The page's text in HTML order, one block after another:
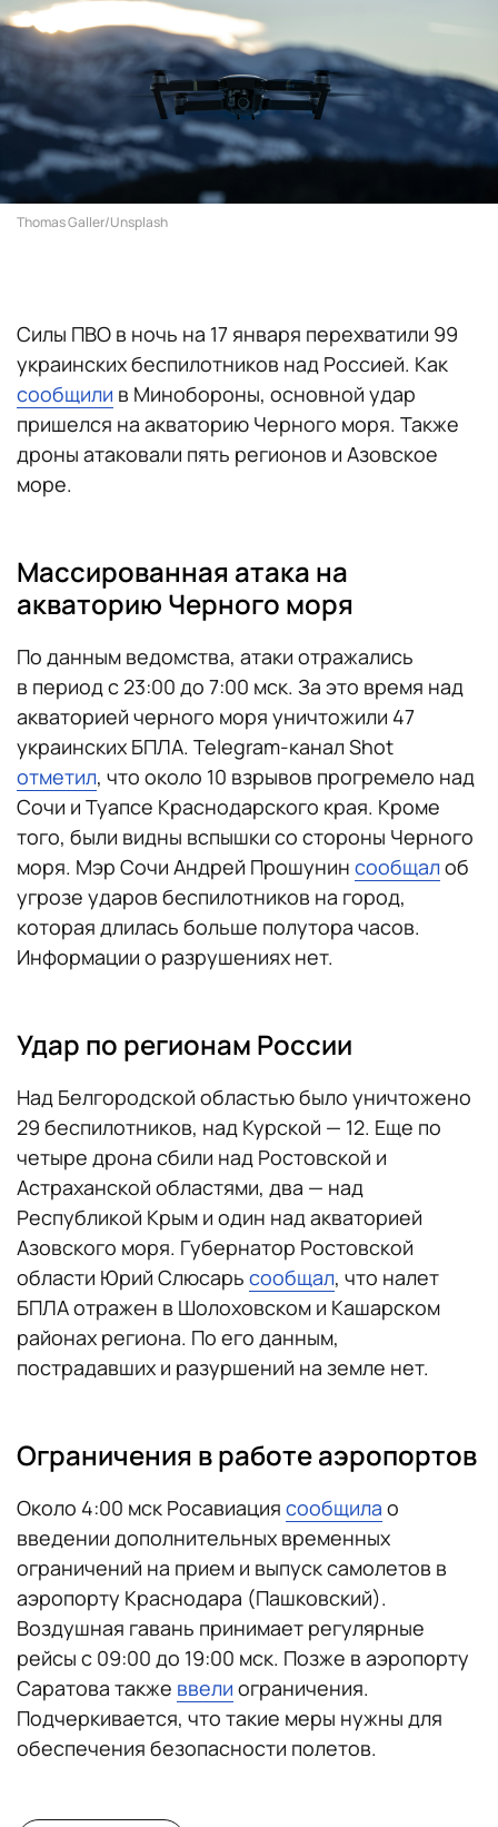
Thomas Galler/Unsplash
Силы ПВО в ночь на 17 января перехватили 99
украинских беспилотников над Россией. Как
сообщили в Минобороны, основной удар
пришелся на акваторию Черного моря. Также
дроны атаковали пять регионов и Азовское
море.
Массированная атака на
акваторию Черного моря
По данным ведомства, атаки отражались
в период с 23:00 до 7:00 мск. За это время над
акваторией черного моря уничтожили 47
украинских БПЛА. Telegram-канал Shot
отметил, что около 10 взрывов прогремело над
Сочи и Туапсе Краснодарского края. Кроме
того, были видны вспышки со стороны Черного
моря. Мэр Сочи Андрей Прошунин сообщалоб
угрозе ударов беспилотников на город,
которая длилась больше полутора часов.
Информации о разрушениях нет.
Удар по регионам России
Над Белгородской областью было уничтожено
29 беспилотников, над Курской — 12. Еще по
четыре дрона сбили над Ростовской и
Астраханской областями, два — над
Республикой Крым и один над акваторией
Азовского моря. Губернатор Ростовской
области Юрий Слюсарь сообщал, что налет
БПЛА отражен в Шолоховском и Кашарском
районах региона. По его данным,
пострадавших и разуршений на земле нет.
Ограничения в работе аэропортов
Около 4:00 мск Росавиация сообщила о
введении дополнительных временных
ограничений на прием и выпуск самолетов в
аэропорту Краснодара (Пашковский).
Воздушная гавань принимает регулярные
рейсы с 09:00 до 19:00 мск. Позже в аэропорту
Саратова также ввели ограничения.
Подчеркивается, что такие меры нужны для
обеспечения безопасности полетов.